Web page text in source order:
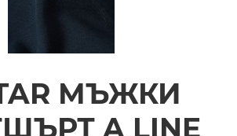
МЪЖКИ
A LINE